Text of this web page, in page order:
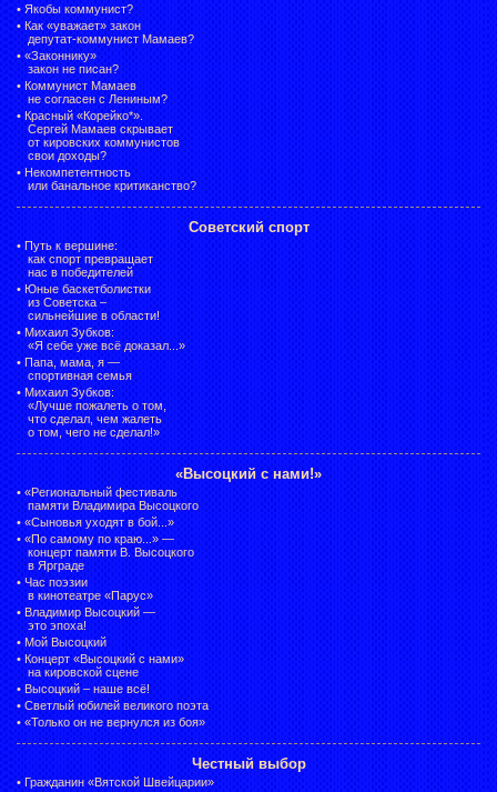
• Якобы коммунист?
• Как «уважает» закон
депутат-коммунист Мамаев?
• «Законнику»
закон не писан?
• Коммунист Мамаев
не согласен с Лениным?
• Красный «Корейко*».
Сергей Мамаев скрывает
от кировских коммунистов
свои доходы?
• Некомпетентность
или банальное критиканство?
Советский спорт
• Путь к вершине:
как спорт превращает
нас в победителей
• Юные баскетболистки
из Советска –
сильнейшие в области!
• Михаил Зубков:
«Я себе уже всё доказал...»
• Папа, мама, я —
спортивная семья
• Михаил Зубков:
«Лучше пожалеть о том,
что сделал, чем жалеть
о том, чего не сделал!»
«Высоцкий с нами!»
• «Региональный фестиваль
памяти Владимира Высоцкого
• «Сыновья уходят в бой...»
• «По самому по краю...» —
концерт памяти В. Высоцкого
в Ярграде
• Час поэзии
в кинотеатре «Парус»
• Владимир Высоцкий —
это эпоха!
• Мой Высоцкий
• Концерт «Высоцкий с нами»
на кировской сцене
• Высоцкий – наше всё!
• Светлый юбилей великого поэта
• «Только он не вернулся из боя»
Честный выбор
• Гражданин «Вятской Швейцарии»